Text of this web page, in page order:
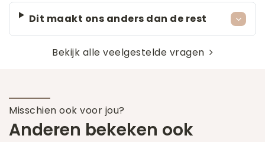
Dit maakt ons anders dan de rest
Bekijk alle veelgestelde vragen
Misschien ook voor jou?
Anderen bekeken ook